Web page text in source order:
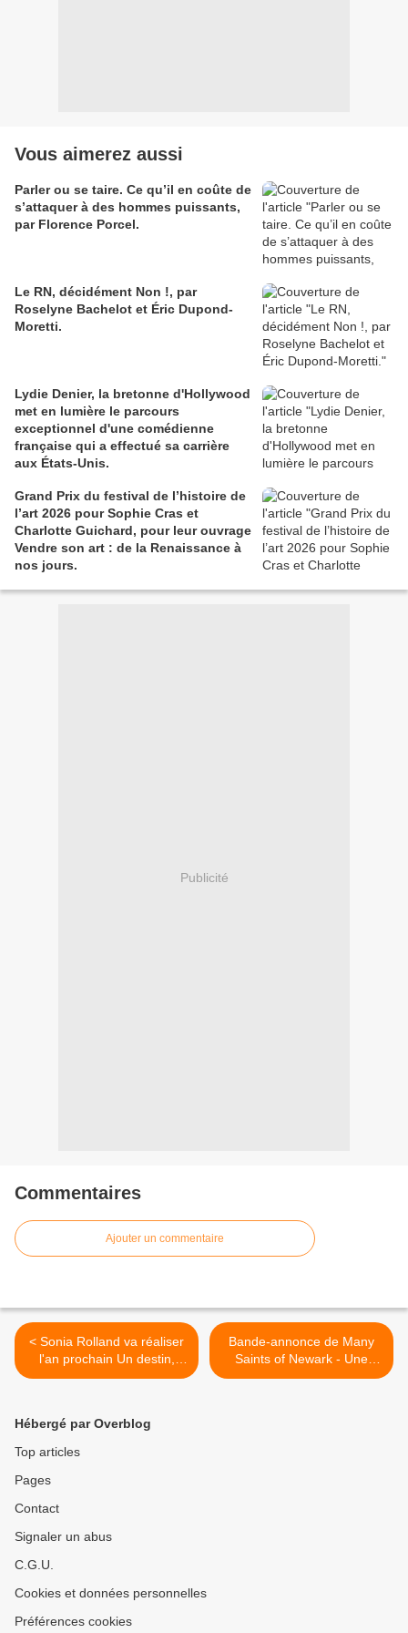
Vous aimerez aussi
Parler ou se taire. Ce qu’il en coûte de
s’attaquer à des hommes puissants,
par Florence Porcel.
Le RN, décidément Non !, par
Roselyne Bachelot et Éric Dupond-
Moretti.
Lydie Denier, la bretonne d'Hollywood
met en lumière le parcours
exceptionnel d'une comédienne
française qui a effectué sa carrière
aux États-Unis.
Grand Prix du festival de l’histoire de
l’art 2026 pour Sophie Cras et
Charlotte Guichard, pour leur ouvrage
Vendre son art : de la Renaissance à
nos jours.
Publicité
Commentaires
Ajouter un commentaire
< Sonia Rolland va réaliser
l'an prochain Un destin,
unitaire destiné à France 2.
Bande-annonce de Many
Saints of Newark - Une
histoire des Soprano. >
Hébergé par Overblog
Top articles
Pages
Contact
Signaler un abus
C.G.U.
Cookies et données personnelles
Préférences cookies